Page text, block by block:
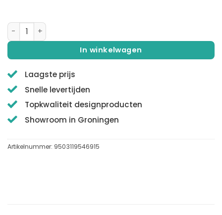
QUALIS® | CARUS | Wastafelkraan | Geborsteld RVS aantal
In winkelwagen
Laagste prijs
Snelle levertijden
Topkwaliteit designproducten
Showroom in Groningen
Artikelnummer: 9503119546915